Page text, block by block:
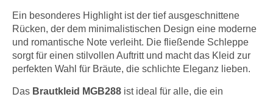
Ein besonderes Highlight ist der tief ausgeschnittene
Rücken, der dem minimalistischen Design eine moderne
und romantische Note verleiht. Die fließende Schleppe
sorgt für einen stilvollen Auftritt und macht das Kleid zur
perfekten Wahl für Bräute, die schlichte Eleganz lieben.
Das Brautkleid MGB288 ist ideal für alle, die ein